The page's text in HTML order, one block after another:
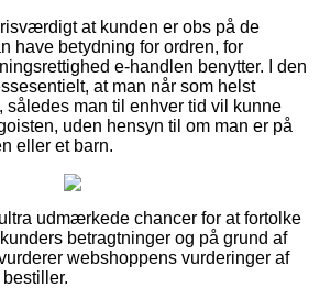
at kunden er obs på de
have betydning for ordren, for
e-handlen benytter. I den
at man når som helst
således man til enhver tid vil kunne
uden hensyn til om man er på
eller et barn.
udmærkede chancer for at fortolke
betragtninger og på grund af
webshoppens vurderinger af